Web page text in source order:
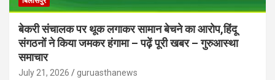
बेकरी संचालक पर थूक लगाकर सामान बेचने का आरोप,हिंदू
संगठनों ने किया जमकर हंगामा – पढ़ें पूरी खबर – गुरुआस्था
समाचार
July 21, 2026 guruasthanews